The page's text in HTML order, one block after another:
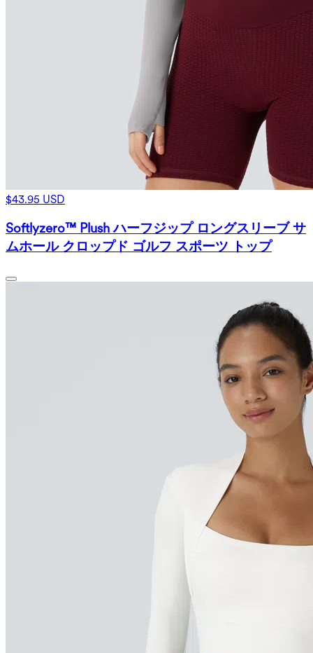
$43.95 USD
Softlyzero™ Plush ハーフジップ ロングスリーブ サ
ムホール クロップド ゴルフ スポーツ トップ